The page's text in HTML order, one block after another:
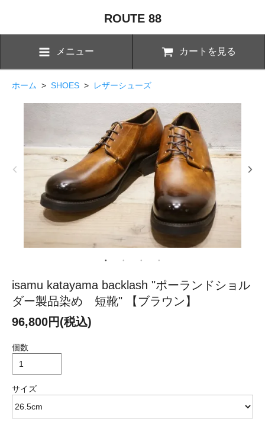
ROUTE 88
メニュー カートを見る
ホーム > SHOES > レザーシューズ
isamu katayama backlash "ポーランドショル
ダー製品染め 短靴" 【ブラウン】
96,800円(税込)
個数
サイズ